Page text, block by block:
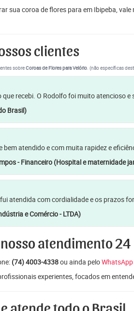
sua coroa de flores para em Ibipeba,
clientes
sobreCoroas de Flores para Velório. (não específicas
recebi. O Rodolfo foi muito atencioso
Brasil)
bem atendido e com muita rapidez e
- Financeiro (Hospital e maternidade
atendida com cordialidade e os prazos
e Comércio - LTDA)
atendimento
(74) 4003-4338ou ainda peloWhatsApp
experientes, focados em